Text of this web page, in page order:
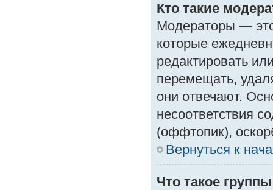
Кто такие
Модераторы —
которые
редактировать
перемещать,
они отвечают.
несоответствия
(оффтопик),
Вернуться к
Что такое